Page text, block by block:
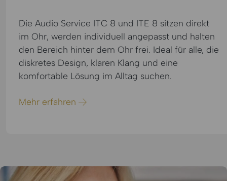
Die Audio Service ITC 8 und ITE 8 sitzen direkt
im Ohr, werden individuell angepasst und halten
den Bereich hinter dem Ohr frei. Ideal für alle, die
diskretes Design, klaren Klang und eine
komfortable Lösung im Alltag suchen.
Mehr erfahren